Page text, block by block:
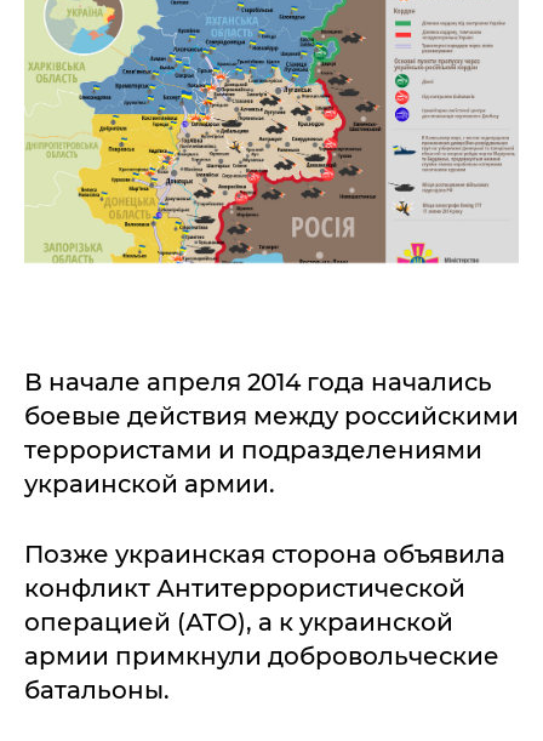
В начале апреля 2014 года начались
боевые действия между российскими
террористами и подразделениями
украинской армии.
Позже украинская сторона объявила
конфликт Антитеррористической
операцией (АТО), а к украинской
армии примкнули добровольческие
батальоны.